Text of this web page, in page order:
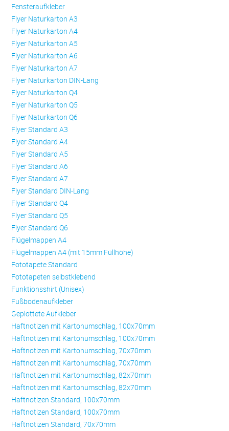
Fensteraufkleber
Flyer Naturkarton A3
Flyer Naturkarton A4
Flyer Naturkarton A5
Flyer Naturkarton A6
Flyer Naturkarton A7
Flyer Naturkarton DIN-Lang
Flyer Naturkarton Q4
Flyer Naturkarton Q5
Flyer Naturkarton Q6
Flyer Standard A3
Flyer Standard A4
Flyer Standard A5
Flyer Standard A6
Flyer Standard A7
Flyer Standard DIN-Lang
Flyer Standard Q4
Flyer Standard Q5
Flyer Standard Q6
Flügelmappen A4
Flügelmappen A4 (mit 15mm Füllhöhe)
Fototapete Standard
Fototapeten selbstklebend
Funktionsshirt (Unisex)
Fußbodenaufkleber
Geplottete Aufkleber
Haftnotizen mit Kartonumschlag, 100x70mm
Haftnotizen mit Kartonumschlag, 100x70mm
Haftnotizen mit Kartonumschlag, 70x70mm
Haftnotizen mit Kartonumschlag, 70x70mm
Haftnotizen mit Kartonumschlag, 82x70mm
Haftnotizen mit Kartonumschlag, 82x70mm
Haftnotizen Standard, 100x70mm
Haftnotizen Standard, 100x70mm
Haftnotizen Standard, 70x70mm